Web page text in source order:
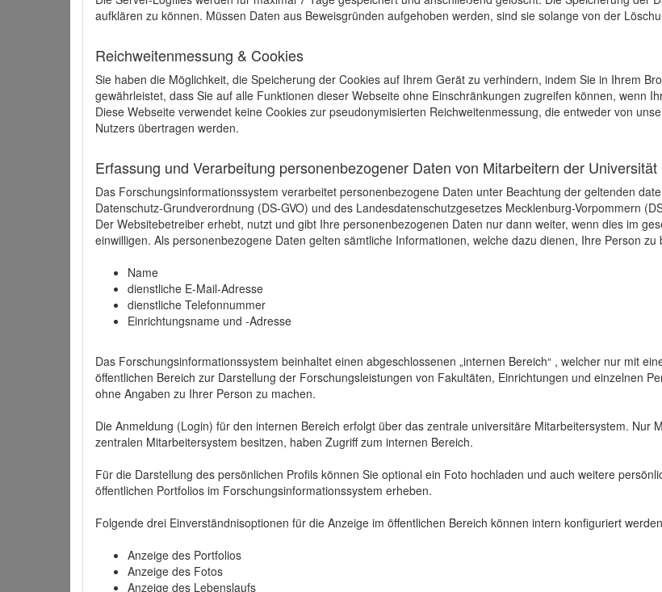
aufklären zu können. Müssen Daten aus Beweisgründen aufgehoben werden, sind sie solange von der
Reichweitenmessung & Cookies
Sie haben die Möglichkeit, die Speicherung der Cookies auf Ihrem Gerät zu verhindern, indem Sie in Ihrem
gewährleistet, dass Sie auf alle Funktionen dieser Webseite ohne Einschränkungen zugreifen können, wenn
Diese Webseite verwendet keine Cookies zur pseudonymisierten Reichweitenmessung, die entweder von
Nutzers übertragen werden.
Erfassung und Verarbeitung personenbezogener Daten von Mitarbeitern der Universität
Das Forschungsinformationssystem verarbeitet personenbezogene Daten unter Beachtung der geltenden
Datenschutz-Grundverordnung (DS-GVO) und des Landesdatenschutzgesetzes Mecklenburg-Vorpommern
Der Websitebetreiber erhebt, nutzt und gibt Ihre personenbezogenen Daten nur dann weiter, wenn dies im
einwilligen. Als personenbezogene Daten gelten sämtliche Informationen, welche dazu dienen, Ihre Person
Name
dienstliche E-Mail-Adresse
dienstliche Telefonnummer
Einrichtungsname und -Adresse
Das Forschungsinformationssystem beinhaltet einen abgeschlossenen „internen Bereich“ , welcher nur mit
öffentlichen Bereich zur Darstellung der Forschungsleistungen von Fakultäten, Einrichtungen und einzelnen
ohne Angaben zu Ihrer Person zu machen.
Die Anmeldung (Login) für den internen Bereich erfolgt über das zentrale universitäre Mitarbeitersystem. Nur
zentralen Mitarbeitersystem besitzen, haben Zugriff zum internen Bereich.
Für die Darstellung des persönlichen Profils können Sie optional ein Foto hochladen und auch weitere
öffentlichen Portfolios im Forschungsinformationssystem erheben.
Folgende drei Einverständnisoptionen für die Anzeige im öffentlichen Bereich können intern konfiguriert
Anzeige des Portfolios
Anzeige des Fotos
Anzeige des Lebenslaufs